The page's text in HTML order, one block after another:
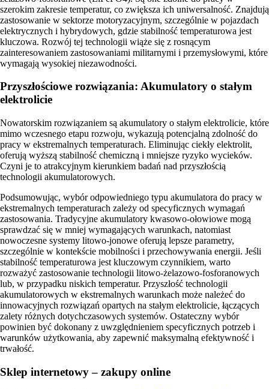
szerokim zakresie temperatur, co zwiększa ich uniwersalność. Znajdują
zastosowanie w sektorze motoryzacyjnym, szczególnie w pojazdach
elektrycznych i hybrydowych, gdzie stabilność temperaturowa jest
kluczowa. Rozwój tej technologii wiąże się z rosnącym
zainteresowaniem zastosowaniami militarnymi i przemysłowymi, które
wymagają wysokiej niezawodności.
Przyszłościowe rozwiązania: Akumulatory o stałym
elektrolicie
Nowatorskim rozwiązaniem są akumulatory o stałym elektrolicie, które
mimo wczesnego etapu rozwoju, wykazują potencjalną zdolność do
pracy w ekstremalnych temperaturach. Eliminując ciekły elektrolit,
oferują wyższą stabilność chemiczną i mniejsze ryzyko wycieków.
Czyni je to atrakcyjnym kierunkiem badań nad przyszłością
technologii akumulatorowych.
Podsumowując, wybór odpowiedniego typu akumulatora do pracy w
ekstremalnych temperaturach zależy od specyficznych wymagań
zastosowania. Tradycyjne akumulatory kwasowo-ołowiowe mogą
sprawdzać się w mniej wymagających warunkach, natomiast
nowoczesne systemy litowo-jonowe oferują lepsze parametry,
szczególnie w kontekście mobilności i przechowywania energii. Jeśli
stabilność temperaturowa jest kluczowym czynnikiem, warto
rozważyć zastosowanie technologii litowo-żelazowo-fosforanowych
lub, w przypadku niskich temperatur. Przyszłość technologii
akumulatorowych w ekstremalnych warunkach może należeć do
innowacyjnych rozwiązań opartych na stałym elektrolicie, łączących
zalety różnych dotychczasowych systemów. Ostateczny wybór
powinien być dokonany z uwzględnieniem specyficznych potrzeb i
warunków użytkowania, aby zapewnić maksymalną efektywność i
trwałość.
Sklep internetowy – zakupy online